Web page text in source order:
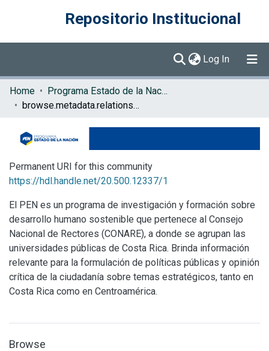
Repositorio Institucional
Log In (current)
Communities & Collections
Browse DSpace
Home
Programa Estado de la Nación (PEN)
browse.metadata.relationseries.breadcrumbs
Permanent URI for this community
https://hdl.handle.net/20.500.12337/1
El PEN es un programa de investigación y formación sobre
desarrollo humano sostenible que pertenece al Consejo
Nacional de Rectores (CONARE), a donde se agrupan las
universidades públicas de Costa Rica. Brinda información
relevante para la formulación de políticas públicas y opinión
crítica de la ciudadanía sobre temas estratégicos, tanto en
Costa Rica como en Centroamérica.
Browse